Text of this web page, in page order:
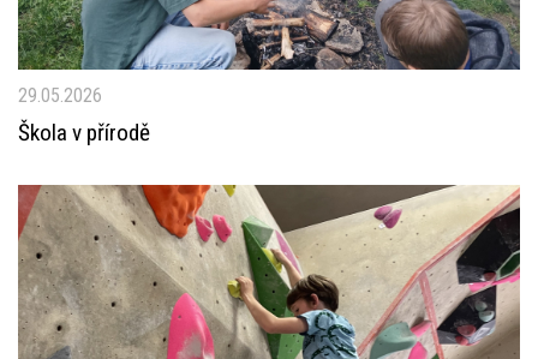
29.05.2026
Škola v přírodě